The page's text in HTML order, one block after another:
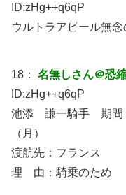
ID:zHg++q6qP
ウルトラアピール無
18： 名無しさん＠恐
ID:zHg++q6qP
池添 謙一騎手 期間
（月）
渡航先：フランス
理 由：騎乗のため